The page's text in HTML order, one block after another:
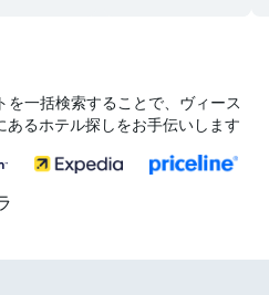
を一括検索することで、ヴィース
るホテル探しをお手伝いします